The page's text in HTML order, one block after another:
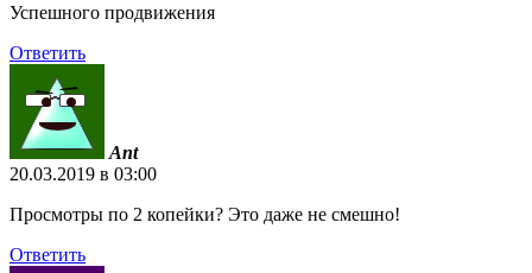
Успешного продвижения
Ответить
Ant
20.03.2019 в 03:00
Просмотры по 2 копейки? Это даже не смешно!
Ответить